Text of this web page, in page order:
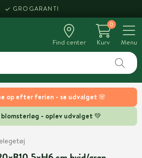
op efter ferien - se udvalget 🌸
- oplev udvalget 💚
GROGARANTI
Find center
0
Kurv
Menu